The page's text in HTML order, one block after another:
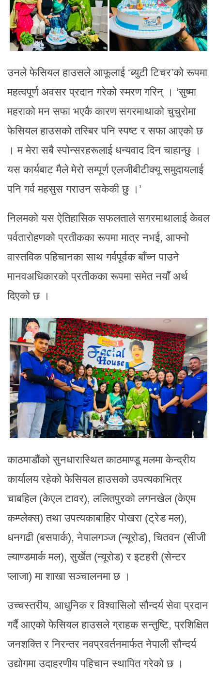
उनले फेसियल हाउसले आफूलाई ‘ब्युटी टिचर’को रूपमा
महत्वपूर्ण अवसर प्रदान गरेको स्मरण गरिन् । ‘सुष्मा
महराको मन सफा भएकै कारण सगरमाथाको चुचुरोमा
फेसियल हाउसको तस्बिर पनि स्पष्ट र सफा आएको छ
। म मेरा सबै स्पोन्सरहरूलाई धन्यवाद दिन चाहान्छु ।
यस कार्यबाट मैले मेरो सम्पूर्ण एलजीबीटीक्यू समुदायलाई
पनि गर्व महसुस गराउन सकेकी छु ।’
निलमको यस ऐतिहासिक सफलताले सगरमाथालाई केवल
पर्वतारोहणको प्रतीकका रूपमा मात्र नभई, आफ्नो
वास्तविक पहिचानका साथ गर्वपूर्वक बाँच्न पाउने
मानवअधिकारको प्रतीकका रूपमा समेत नयाँ अर्थ
दिएको छ ।
काठमाडौंको सुनधारास्थित काठमाण्डू मलमा केन्द्रीय
कार्यालय रहेको फेसियल हाउसको उपत्यकाभित्र
चाबहिल (केएल टावर), ललितपुरको लगनखेल (केएम
कम्प्लेक्स) तथा उपत्यकाबाहिर पोखरा (ट्रेड मल),
धनगढी (बसपार्क), नेपालगञ्ज (न्यूरोड), चितवन (सीजी
ल्याण्डमार्क मल), सुर्खेत (न्यूरोड) र इटहरी (सेन्टर
प्लाजा) मा शाखा सञ्चालनमा छ ।
उच्चस्तरीय, आधुनिक र विश्वासिलो सौन्दर्य सेवा प्रदान
गर्दै आएको फेसियल हाउसले ग्राहक सन्तुष्टि, प्रशिक्षित
जनशक्ति र निरन्तर नवप्रवर्तनमार्फत नेपाली सौन्दर्य
उद्योगमा उदाहरणीय पहिचान स्थापित गरेको छ ।